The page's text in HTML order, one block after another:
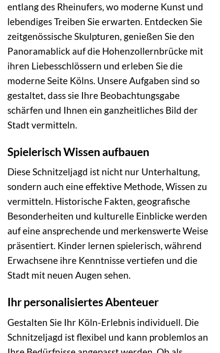
entlang des Rheinufers, wo moderne Kunst und
lebendiges Treiben Sie erwarten. Entdecken Sie
zeitgenössische Skulpturen, genießen Sie den
Panoramablick auf die Hohenzollernbrücke mit
ihren Liebesschlössern und erleben Sie die
moderne Seite Kölns. Unsere Aufgaben sind so
gestaltet, dass sie Ihre Beobachtungsgabe
schärfen und Ihnen ein ganzheitliches Bild der
Stadt vermitteln.
Spielerisch Wissen aufbauen
Diese Schnitzeljagd ist nicht nur Unterhaltung,
sondern auch eine effektive Methode, Wissen zu
vermitteln. Historische Fakten, geografische
Besonderheiten und kulturelle Einblicke werden
auf eine ansprechende und merkenswerte Weise
präsentiert. Kinder lernen spielerisch, während
Erwachsene ihre Kenntnisse vertiefen und die
Stadt mit neuen Augen sehen.
Ihr personalisiertes Abenteuer
Gestalten Sie Ihr Köln-Erlebnis individuell. Die
Schnitzeljagd ist flexibel und kann problemlos an